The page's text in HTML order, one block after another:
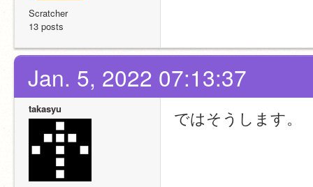
Scratcher
13 posts
Jan. 5, 2022 07:13:37
takasyu ではそうします。